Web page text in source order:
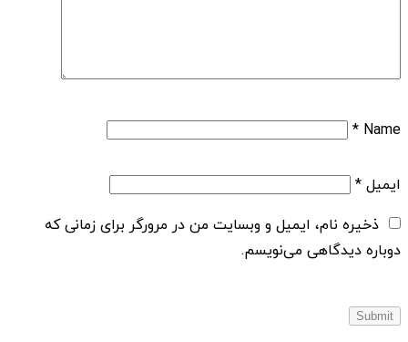
Name
*
ایمیل*
ذخیره نام، ایمیل و وبسایت من در مرورگر برای زمانی که
دوباره دیدگاهی می‌نویسم.